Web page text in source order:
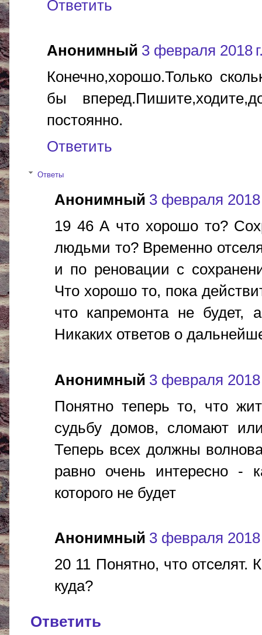
Ответить
Анонимный 3 февраля 2018
Конечно,хорошо.Только
бы
постоянно.
Ответить
Ответы
Анонимный 3 февраля 2018
19 46 А что хорошо то?
людьми то? Временно
и по реновации с
Что хорошо то, пока
что капремонта не будет,
Никаких ответов о
Анонимный 3 февраля 2018
Понятно теперь то, что
судьбу домов, сломают
Теперь всех должны
равно очень интересно -
которого не будет
Анонимный 3 февраля 2018
20 11 Понятно, что отселят.
куда?
Ответить